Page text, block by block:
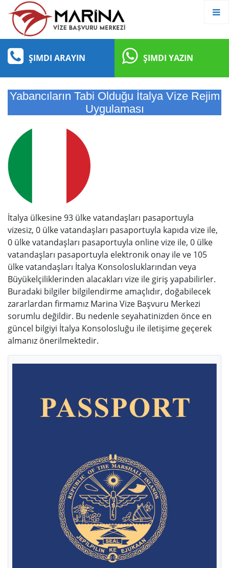
ŞIMDI ARAYIN ŞIMDI YAZIN
Yabancıların Tabi Olduğu İtalya Vize Rejim
Uygulaması
İtalya ülkesine 93 ülke vatandaşları pasaportuyla
vizesiz, 0 ülke vatandaşları pasaportuyla kapıda vize ile,
0 ülke vatandaşları pasaportuyla online vize ile, 0 ülke
vatandaşları pasaportuyla elektronik onay ile ve 105
ülke vatandaşları İtalya Konsolosluklarından veya
Büyükelçiliklerinden alacakları vize ile giriş yapabilirler.
Buradaki bilgiler bilgilendirme amaçlıdır, doğabilecek
zararlardan firmamız Marina Vize Başvuru Merkezi
sorumlu değildir. Bu nedenle seyahatinizden önce en
güncel bilgiyi İtalya Konsolosluğu ile iletişime geçerek
almanız önerilmektedir.